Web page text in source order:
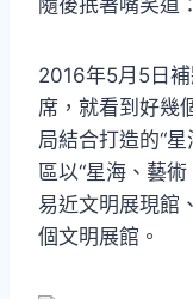
2016年5月5日
席，就看到好幾
局結合打造的“
區以“星海、藝
易近文明展現館
個文明展館。